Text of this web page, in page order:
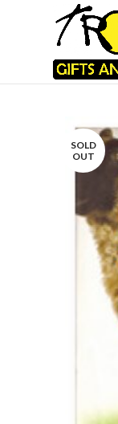
SOLD
OUT